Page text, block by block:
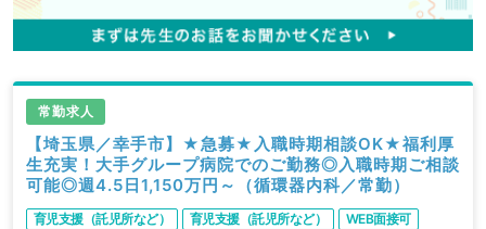
常勤求人
【埼玉県／幸手市】★急募★入職時期相談OK★福利厚
生充実！大手グループ病院でのご勤務◎入職時期ご相談
可能◎週4.5日1,150万円～（循環器内科／常勤）
育児支援（託児所など） 育児支援（託児所など） WEB面接可